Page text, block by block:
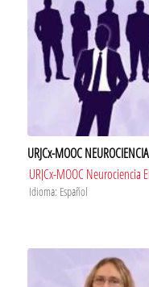
URJCx-MOOC
URJCx-MOOC Neurociencia
Idioma: Español